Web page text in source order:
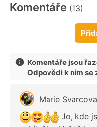
Komentáře (13)
Komentáře jsou
Odpovědi k nim se
Marie Svarcova
Jo, kde